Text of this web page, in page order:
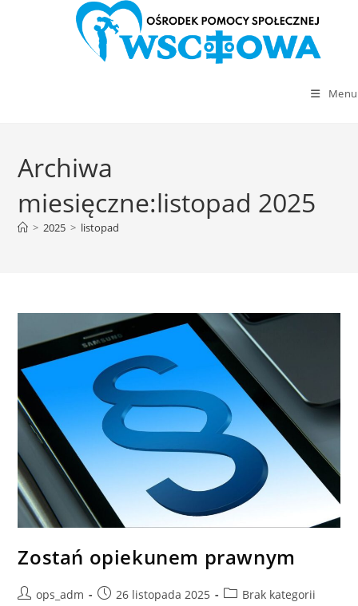
content
Menu
Archiwa
miesięczne:listopad 2025
> 2025 > listopad
Zostań opiekunem prawnym
Postops_adm
Post26 listopada 2025
PostBrak kategorii